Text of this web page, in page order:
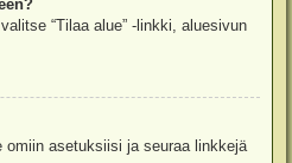
“Tilaa alue” -linkki, aluesivun
asetuksiisi ja seuraa linkkejä